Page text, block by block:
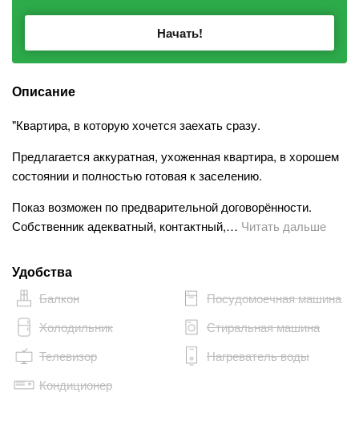
Начать!
Описание
"Квартира, в которую хочется заехать сразу.
Предлагается аккуратная, ухоженная квартира, в хорошем
состоянии и полностью готовая к заселению.
Показ возможен по предварительной договорённости.
Собственник адекватный, контактный,… Читать дальше
Удобства
Балкон
Посудомоечная машина
Холодильник
Стиральная машина
Телевизор
Нагреватель воды
Кондиционер